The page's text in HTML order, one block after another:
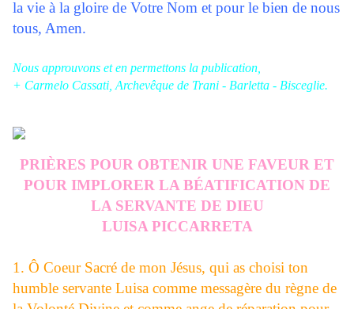
la vie à la gloire de Votre Nom et pour le bien de nous
tous, Amen.
Nous approuvons et en permettons la publication,
+ Carmelo Cassati, Archevêque de Trani - Barletta - Bisceglie.
PRIÈRES POUR OBTENIR UNE FAVEUR ET
POUR IMPLORER LA BÉATIFICATION DE
LA SERVANTE DE DIEU
LUISA PICCARRETA
1. Ô Coeur Sacré de mon Jésus, qui as choisi ton
humble servante Luisa comme messagère du règne de